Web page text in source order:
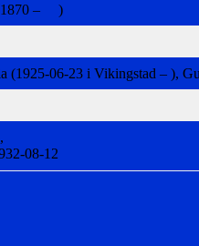
(1870 – )
(1925-06-23 i Vikingstad – ),
,
08-12